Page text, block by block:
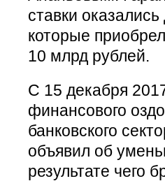
ставки
которые
10 млрд рублей.
С 15 декабря
финансового
банковского
объявил об
результате чего